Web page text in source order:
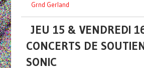
Grnd Gerland
JEU 15 & VENDREDI
CONCERTS DE
SONIC